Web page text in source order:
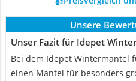
Unsere
Unser Fazit für Idepet
Bei dem Idepet Wintermantel
einen Mantel für besonders